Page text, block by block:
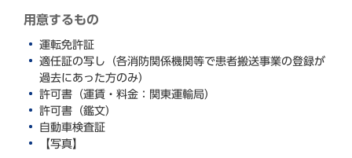
用意するもの
運転免許証
適任証の写し（各消防関係機関等で患者搬送事業の登録が
過去にあった方のみ）
許可書（運賃・料金：関東運輸局）
許可書（鑑文）
自動車検査証
【写真】